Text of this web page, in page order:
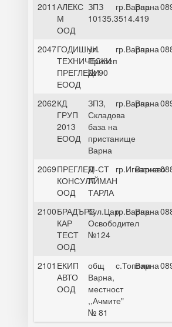
2011 АЛЕКС
М
ООД
ЗПЗ
10135.3514.419
гр.Варна
Варна
2047ГОДИШНИ
ТЕХНИЧЕСКИ
ПРЕГЛЕДИ
ЕООД
ул.
Прилеп
№ 90
гр.Варна
Варна
2062КД
ГРУП
2013
ЕООД
ЗПЗ,
Складова
база на
пристанище
Варна
гр.Варна
Варна
2069ПРЕГЛЕД
КОНСУЛТ
ООД
М-СТ
АЙМАН
ТАРЛА
гр.Игнатиево
Варна
2100БРАДЪРС
КАР
ТЕСТ
ООД
бул.Цар
Освободител
№124
гр.Варна
Варна
2101 ЕКИП
АВТО
ООД
общ
Варна,
местност
,,Ачмите"
№ 81
с.Тополи
Варна